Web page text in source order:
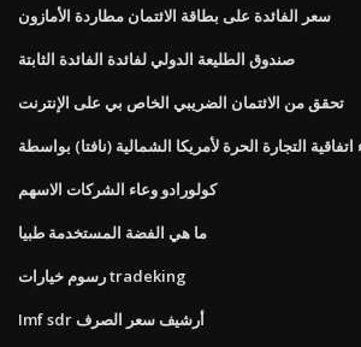
سعر الفائدة على بطاقة الائتمان مطاردة الأمازون
صندوق الطليعة الدولي لفائدة الفائدة الثابتة
تحقق من الائتمان الضريبي الخاص بي على الإنترنت
التجارة الحرة لأمريكا الشمالية (نافتا) بواسطة
كولورادو وعاء الشركات الاسهم
ما هي الفضة المستخدمة طبيا
رسوم خيارات tradeking
Imf sdr أرشيف سعر الصرف